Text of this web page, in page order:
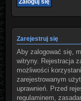
Zarejestruj się
Aby zalogować się,
witryny. Rejestracja
możliwości
zarejestrowanym
uprawnień. Przed
regulaminem,